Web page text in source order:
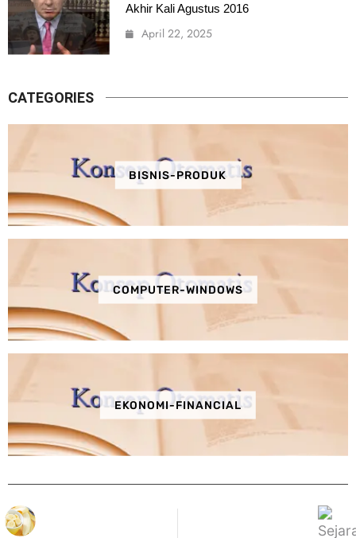
Akhir Kali Agustus 2016
April 22, 2025
CATEGORIES
BISNIS-PRODUK
COMPUTER-WINDOWS
EKONOMI-FINANCIAL